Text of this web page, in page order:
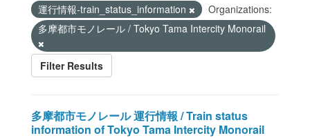
運行情報-train_status_information
Organizations:
多摩都市モノレール / Tokyo Tama Intercity Monorail
Filter Results
多摩都市モノレール 運行情報 / Train status
information of Tokyo Tama Intercity Monorail